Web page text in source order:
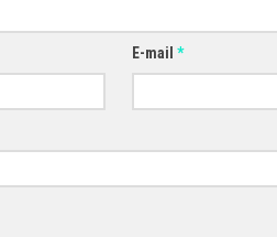
E-mail*